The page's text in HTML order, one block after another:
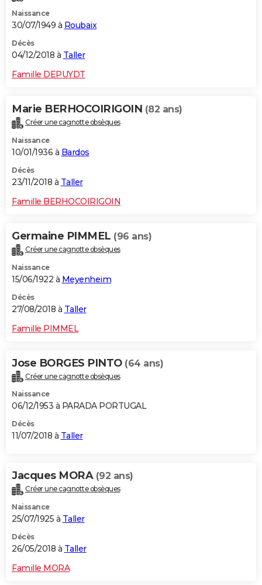
Naissance
30/07/1949 à Roubaix
Décès
04/12/2018 à Taller
Famille DEPUYDT
Marie BERHOCOIRIGOIN (82 ans)
Créer une cagnotte obsèques
Naissance
10/01/1936 à Bardos
Décès
23/11/2018 à Taller
Famille BERHOCOIRIGOIN
Germaine PIMMEL (96 ans)
Créer une cagnotte obsèques
Naissance
15/06/1922 à Meyenheim
Décès
27/08/2018 à Taller
Famille PIMMEL
Jose BORGES PINTO (64 ans)
Créer une cagnotte obsèques
Naissance
06/12/1953 à PARADA PORTUGAL
Décès
11/07/2018 à Taller
Jacques MORA (92 ans)
Créer une cagnotte obsèques
Naissance
25/07/1925 à Taller
Décès
26/05/2018 à Taller
Famille MORA